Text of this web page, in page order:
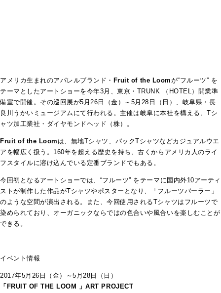
アメリカ生まれのアパレルブランド・ Fruit of the Loomが“フルーツ” を
テーマとしたアートショーを今年3月、東京・ TRUNK （HOTEL） 開業準
備室で開催。その巡回展が5月26日（金）～5月28日（日）、岐阜県・長
良川うかいミュージアムにて行われる。主催は岐阜に本社を構える、Tシ
ャツ加工業社・ダイヤモンドヘッド（株）。
Fruit of the Loom は、無地Tシャツ、パックTシャツなどカジュアルウエ
アを幅広く扱う。160年を超える歴史を持ち、古くからアメリカ人のライ
フスタイルに溶け込んでいる定番ブランドでもある。
今回初となるアートショーでは、“フルーツ” をテーマに国内外10アーティ
ストが制作した作品がTシャツやポスターとなり、「フルーツパーラー」
のような空間が演出される。また、今回使用されるTシャツはフルーツで
染められており、オーガニックならではの色合いや風合いを楽しむことが
できる。
イベント情報
2017年5月26日（金）～5月28日（日）
「FRUIT OF THE LOOM 」ART PROJECT